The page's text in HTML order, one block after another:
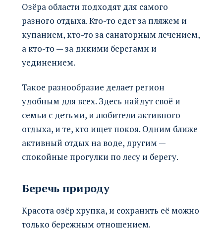
Озёра области подходят для самого
разного отдыха. Кто-то едет за пляжем и
купанием, кто-то за санаторным лечением,
а кто-то — за дикими берегами и
уединением.
Такое разнообразие делает регион
удобным для всех. Здесь найдут своё и
семьи с детьми, и любители активного
отдыха, и те, кто ищет покоя. Одним ближе
активный отдых на воде, другим —
спокойные прогулки по лесу и берегу.
Беречь природу
Красота озёр хрупка, и сохранить её можно
только бережным отношением.